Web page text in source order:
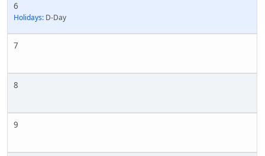
6
Holidays: D-Day
7
8
9